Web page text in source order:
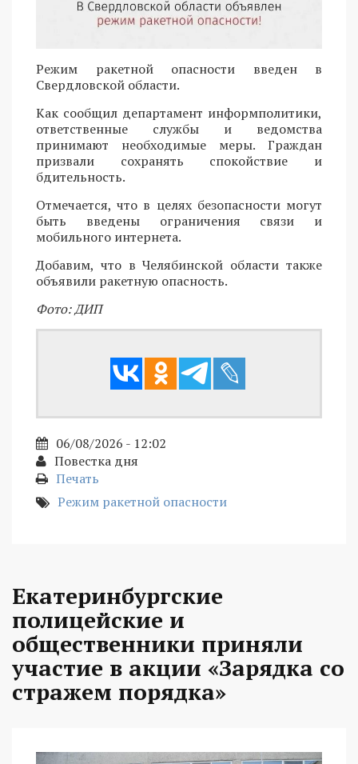
Режим ракетной опасности введен в
Свердловской области.
Как сообщил департамент информполитики,
ответственные службы и ведомства
принимают необходимые меры. Граждан
призвали сохранять спокойствие и
бдительность.
Отмечается, что в целях безопасности могут
быть введены ограничения связи и
мобильного интернета.
Добавим, что в Челябинской области также
объявили ракетную опасность.
Фото: ДИП
06/08/2026 - 12:02
Повестка дня
Печать
Режим ракетной опасности
Екатеринбургские
полицейские и
общественники приняли
участие в акции «Зарядка со
стражем порядка»